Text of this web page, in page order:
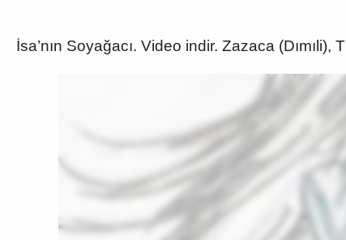
İsa’nın Soyağacı. Video indir. Zazaca